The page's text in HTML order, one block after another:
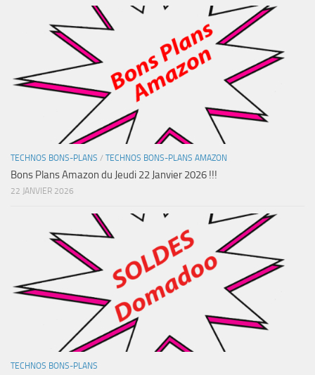
TECHNOS BONS-PLANS / TECHNOS BONS-PLANS AMAZON
Bons Plans Amazon du Jeudi 22 Janvier 2026 !!!
22 JANVIER 2026
TECHNOS BONS-PLANS